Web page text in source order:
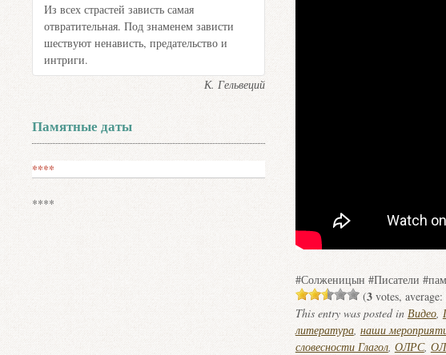
#Солженицын #Писатели
(3votes, average:
This entry was posted in Видео,
литература, наши
словесности Глагол, ОЛРС,
Из всех страстей зависть самая
отвратительная. Под знаменем зависти
шествуют ненависть, предательство и
интриги.
К. Гельвеций
Памятные даты
****
****